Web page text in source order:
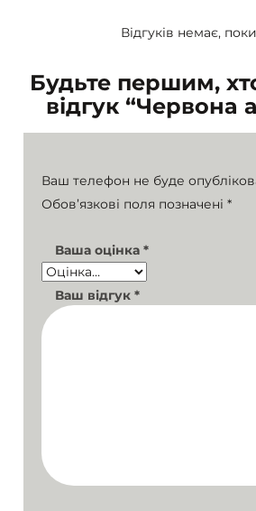
Відгуків немає,
Будьте першим,
відгук “Червона
Ваш телефон не буде
Обов’язкові поля позначені *
Ваша оцінка *
Ваш відгук *